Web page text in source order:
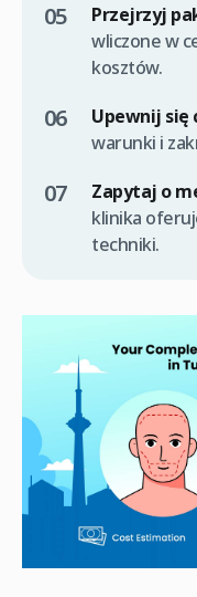
Przejrzyj
wliczone w
kosztów.
Upewnij się
warunki i
Zapytaj o
klinika
techniki.